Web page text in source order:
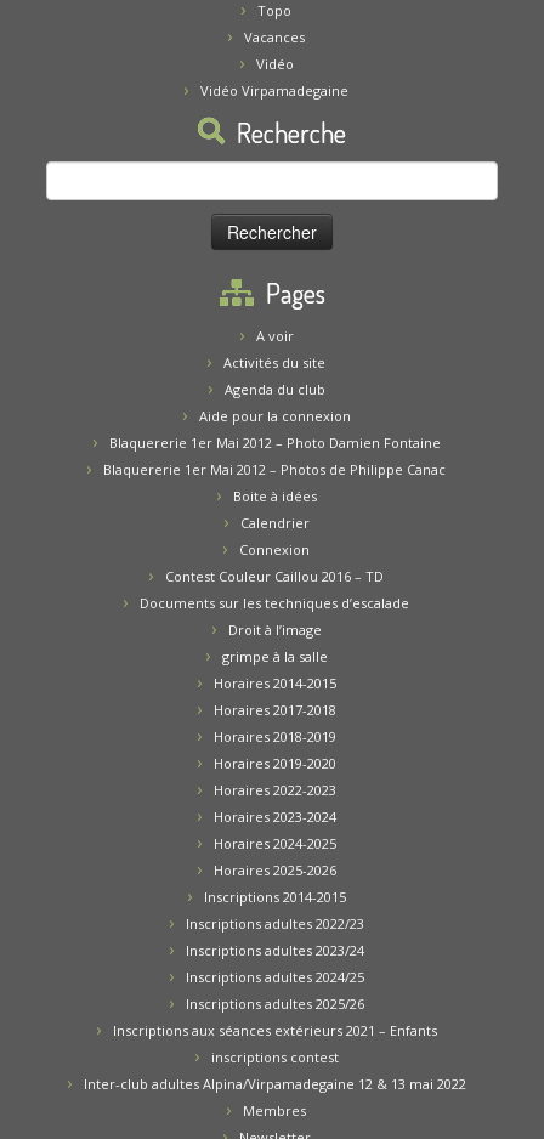
Topo
Vacances
Vidéo
Vidéo Virpamadegaine
Recherche
Rechercher :
Pages
A voir
Activités du site
Agenda du club
Aide pour la connexion
Blaquererie 1er Mai 2012 – Photo Damien Fontaine
Blaquererie 1er Mai 2012 – Photos de Philippe Canac
Boite à idées
Calendrier
Connexion
Contest Couleur Caillou 2016 – TD
Documents sur les techniques d’escalade
Droit à l’image
grimpe à la salle
Horaires 2014-2015
Horaires 2017-2018
Horaires 2018-2019
Horaires 2019-2020
Horaires 2022-2023
Horaires 2023-2024
Horaires 2024-2025
Horaires 2025-2026
Inscriptions 2014-2015
Inscriptions adultes 2022/23
Inscriptions adultes 2023/24
Inscriptions adultes 2024/25
Inscriptions adultes 2025/26
Inscriptions aux séances extérieurs 2021 – Enfants
inscriptions contest
Inter-club adultes Alpina/Virpamadegaine 12 & 13 mai 2022
Membres